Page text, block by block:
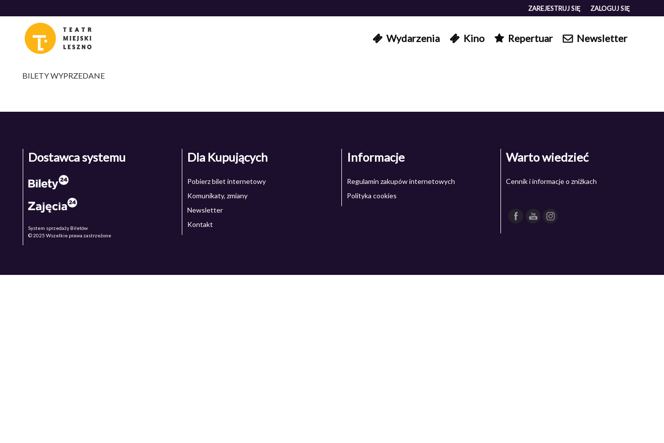
ZAREJESTRUJ SIĘ ZALOGUJ SIĘ
Wydarzenia Kino Repertuar Newsletter
BILETY WYPRZEDANE
Dostawca systemu
System sprzedaży Biletów
© 2025 Wszelkie prawa zastrzeżone
Dla Kupujących
Pobierz bilet internetowy
Komunikaty, zmiany
Newsletter
Kontakt
Informacje
Regulamin zakupów internetowych
Polityka cookies
Warto wiedzieć
Cennik i informacje o zniżkach